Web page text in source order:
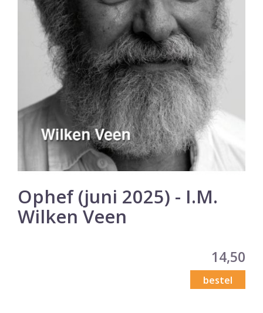
Ophef (juni 2025) - I.M.
Wilken Veen
14,50
bestel